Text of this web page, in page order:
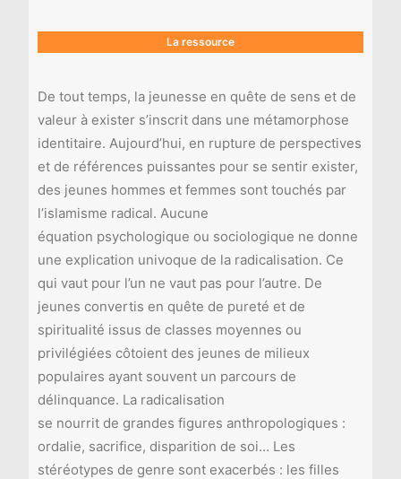
La ressource
De tout temps, la jeunesse en quête de sens et de
valeur à exister s’inscrit dans une métamorphose
identitaire. Aujourd’hui, en rupture de perspectives
et de références puissantes pour se sentir exister,
des jeunes hommes et femmes sont touchés par
l’islamisme radical. Aucune
équation psychologique ou sociologique ne donne
une explication univoque de la radicalisation. Ce
qui vaut pour l’un ne vaut pas pour l’autre. De
jeunes convertis en quête de pureté et de
spiritualité issus de classes moyennes ou
privilégiées côtoient des jeunes de milieux
populaires ayant souvent un parcours de
délinquance. La radicalisation
se nourrit de grandes figures anthropologiques :
ordalie, sacrifice, disparition de soi… Les
stéréotypes de genre sont exacerbés : les filles